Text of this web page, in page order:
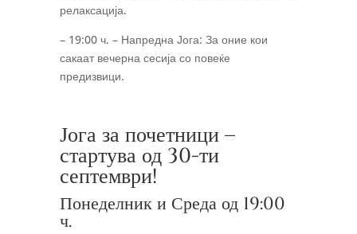
релаксација.
– 19:00 ч. – Напредна Јога: За оние кои
сакаат вечерна сесија со повеќе
предизвици.
Јога за почетници –
стартува од 30-ти
септември!
Понеделник и Среда од 19:00
ч.